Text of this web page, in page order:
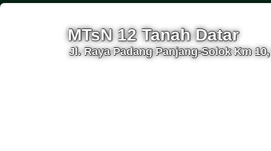
MTsN 12 Tanah Datar
Jl. Raya Padang Panjang-Solok Km